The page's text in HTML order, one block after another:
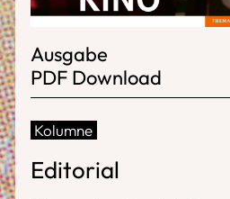
Ausgabe
PDF Download
Kolumne
Editorial